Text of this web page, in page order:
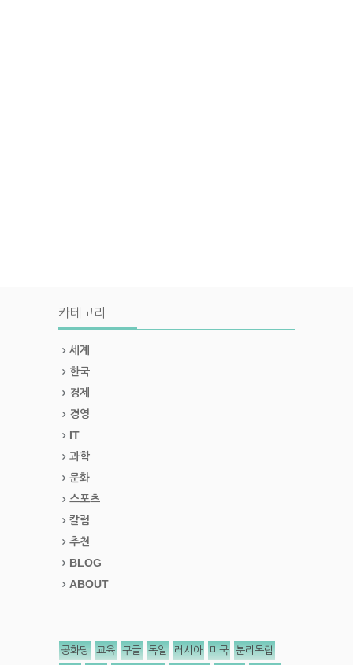
카테고리
세계
한국
경제
경영
IT
과학
문화
스포츠
칼럼
추천
BLOG
ABOUT
공화당 교육 구글 독일 러시아 미국 분리독립